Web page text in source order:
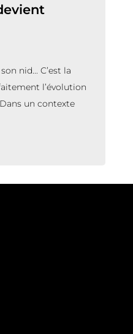
nid... C’est la
l’évolution
un contexte